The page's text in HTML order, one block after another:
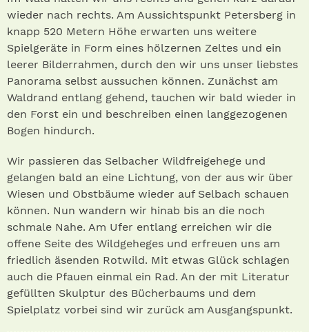
wieder nach rechts. Am Aussichtspunkt Petersberg in
knapp 520 Metern Höhe erwarten uns weitere
Spielgeräte in Form eines hölzernen Zeltes und ein
leerer Bilderrahmen, durch den wir uns unser liebstes
Panorama selbst aussuchen können. Zunächst am
Waldrand entlang gehend, tauchen wir bald wieder in
den Forst ein und beschreiben einen langgezogenen
Bogen hindurch.
Wir passieren das Selbacher Wildfreigehege und
gelangen bald an eine Lichtung, von der aus wir über
Wiesen und Obstbäume wieder auf Selbach schauen
können. Nun wandern wir hinab bis an die noch
schmale Nahe. Am Ufer entlang erreichen wir die
offene Seite des Wildgeheges und erfreuen uns am
friedlich äsenden Rotwild. Mit etwas Glück schlagen
auch die Pfauen einmal ein Rad. An der mit Literatur
gefüllten Skulptur des Bücherbaums und dem
Spielplatz vorbei sind wir zurück am Ausgangspunkt.